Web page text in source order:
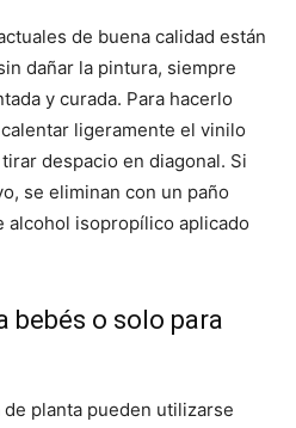
de buena calidad están
dañar la pintura, siempre
y curada. Para hacerlo
ligeramente el vinilo
despacio en diagonal. Si
se eliminan con un paño
alcohol isopropílico aplicado
bebés o solo para
planta pueden utilizarse